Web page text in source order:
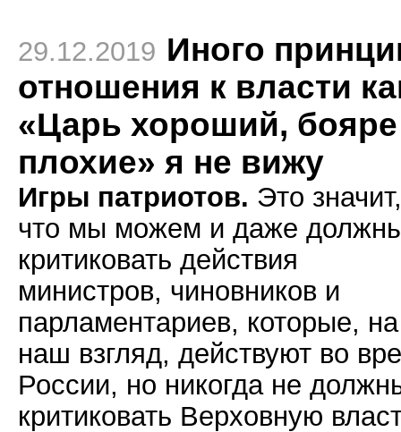
29.12.2019 Иного
отношения к власти
«Царь хороший, бояре
плохие» я не вижу
Игры патриотов. Это значит,
что мы можем и даже
критиковать действия
министров, чиновников и
парламентариев, которые, на
наш взгляд, действуют во
России, но никогда не
критиковать Верховную